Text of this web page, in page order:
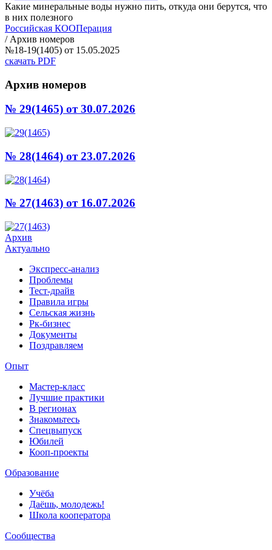
Какие минеральные воды нужно пить, откуда они берутся, что
в них полезного
Российская КООПерация
/ Архив номеров
№18-19(1405) от 15.05.2025
скачать PDF
Архив номеров
№ 29(1465) от 30.07.2026
№ 28(1464) от 23.07.2026
№ 27(1463) от 16.07.2026
Архив
Актуально
Экспресс-анализ
Проблемы
Тест-драйв
Правила игры
Сельская жизнь
Рк-бизнес
Документы
Поздравляем
Опыт
Мастер-класс
Лучшие практики
В регионах
Знакомьтесь
Спецвыпуск
Юбилей
Кооп-проекты
Образование
Учёба
Даёшь, молодежь!
Школа кооператора
Сообщества